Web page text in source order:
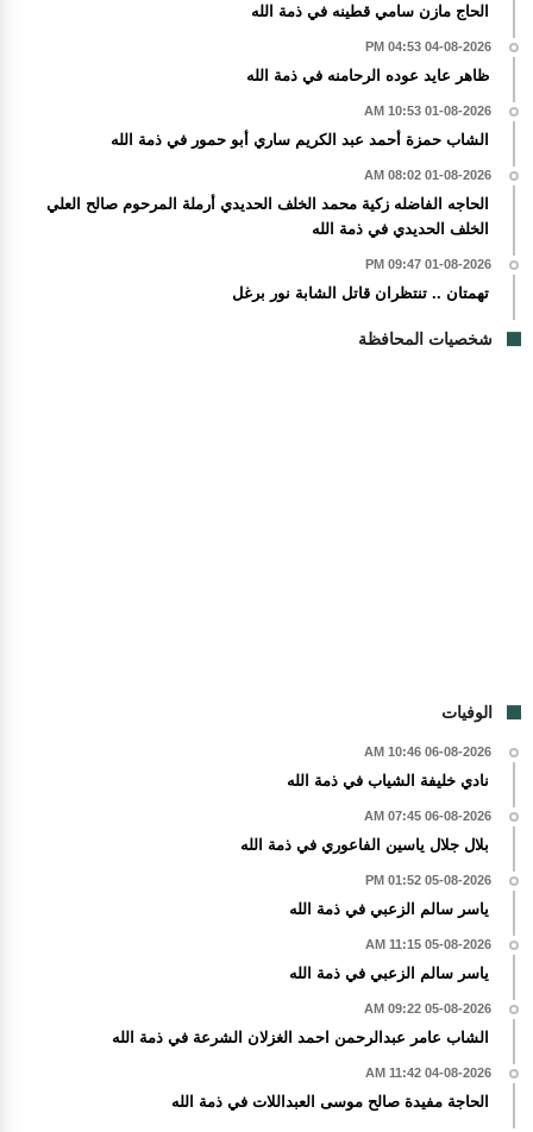
الحاج مازن سامي قطينه في ذمة الله
04-08-2026 04:53 PM
ظاهر عايد عوده الرحامنه في ذمة الله
01-08-2026 10:53 AM
الشاب حمزة أحمد عبد الكريم ساري أبو حمور في ذمة الله
01-08-2026 08:02 AM
الحاجه الفاضله زكية محمد الخلف الحديدي أرملة المرحوم صالح العلي
الخلف الحديدي في ذمة الله
01-08-2026 09:47 PM
تهمتان .. تنتظران قاتل الشابة نور برغل
شخصيات المحافظة
الوفيات
06-08-2026 10:46 AM
نادي خليفة الشياب في ذمة الله
06-08-2026 07:45 AM
بلال جلال ياسين الفاعوري في ذمة الله
05-08-2026 01:52 PM
ياسر سالم الزعبي في ذمة الله
05-08-2026 11:15 AM
ياسر سالم الزعبي في ذمة الله
05-08-2026 09:22 AM
الشاب عامر عبدالرحمن احمد الغزلان الشرعة في ذمة الله
04-08-2026 11:42 AM
الحاجة مفيدة صالح موسى العبداللات في ذمة الله